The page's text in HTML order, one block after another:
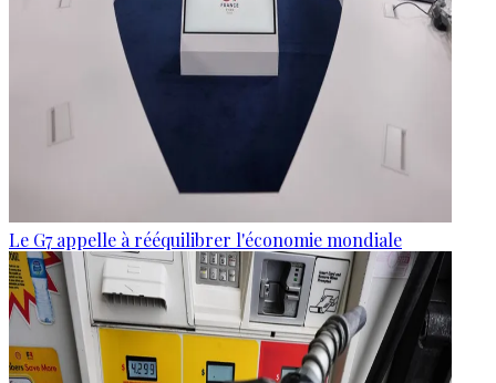
Le G7 appelle à rééquilibrer l'économie mondiale